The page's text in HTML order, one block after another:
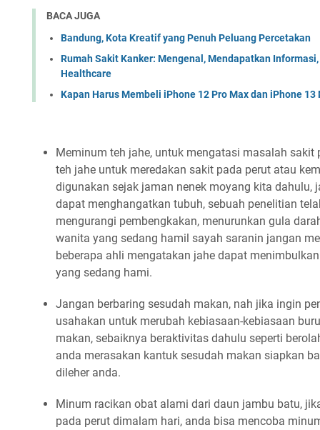
BACA JUGA
Bandung, Kota Kreatif yang Penuh Peluang Percetakan
Rumah Sakit Kanker: Mengenal, Mendapatkan
Healthcare
Kapan Harus Membeli iPhone 12 Pro Max dan iPhone 13
Meminum teh jahe, untuk mengatasi masalah sakit
teh jahe untuk meredakan sakit pada perut atau
digunakan sejak jaman nenek moyang kita dahulu,
dapat menghangatkan tubuh, sebuah penelitian
mengurangi pembengkakan, menurunkan gula
wanita yang sedang hamil sayah saranin jangan
beberapa ahli mengatakan jahe dapat
yang sedang hami.
Jangan berbaring sesudah makan, nah jika ingin
usahakan untuk merubah kebiasaan-kebiasaan
makan, sebaiknya beraktivitas dahulu seperti
anda merasakan kantuk sesudah makan siapkan
dileher anda.
Minum racikan obat alami dari daun jambu batu,
pada perut dimalam hari, anda bisa mencoba